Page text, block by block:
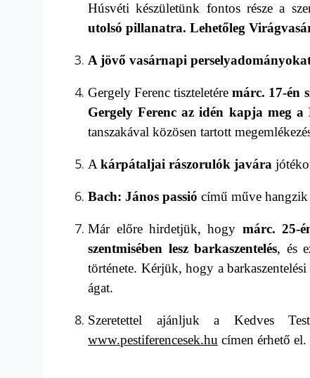
Húsvéti készületünk fontos része a
utolsó pillanatra. Lehetőleg
A jövő vasárnapi
Gergely Ferenc tiszteletéremárc. 17-én
Gergely Ferenc az idén kapja meg
tanszakával közösen tartott
Akárpátaljai rászorulók javára
Bach: János passió című műve
Már előre hirdetjük, hogy márc. 25-é
szentmisében lesz barkaszentelés, és
története. Kérjük, hogy a
ágat.
Szeretettel ajánljuk a Kedves
www.pestiferencesek.hu címen érhető el.